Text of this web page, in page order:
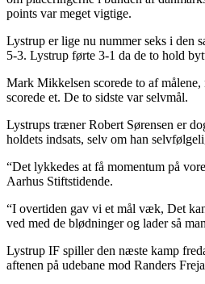
points var meget vigtige.
Lystrup er lige nu nummer seks i den
5-3. Lystrup førte 3-1 da de to hold
Mark Mikkelsen scorede to af
scorede et. De to sidste var selvmål.
Lystrups træner Robert Sørensen er
holdets indsats, selv om han
“Det lykkedes at få momentum på
Aarhus Stiftstidende.
“I overtiden gav vi et mål væk, Det
ved med de blødninger og lader så
Lystrup IF spiller den næste kamp
aftenen på udebane mod Randers